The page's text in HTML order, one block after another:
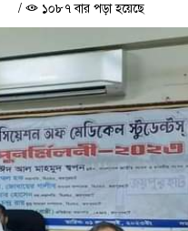
/ ১০৮৭ বার পড়া হয়েছে